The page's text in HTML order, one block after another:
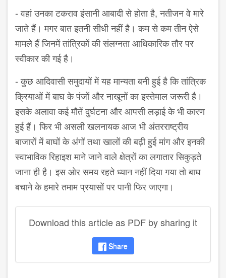
- वहां उनका टकराव इंसानी आबादी से होता है, नतीजन वे मारे
जाते हैं। मगर बात इतनी सीधी नहीं है। कम से कम तीन ऐसे
मामले हैं जिनमें तांत्रिकों की संलग्नता आधिकारिक तौर पर
स्वीकार की गई है।
- कुछ आदिवासी समुदायों में यह मान्यता बनी हुई है कि तांत्रिक
क्रियाओं में बाघ के पंजों और नाखूनों का इस्तेमाल जरूरी है।
इसके अलावा कई मौतें दुर्घटना और आपसी लड़ाई के भी कारण
हुई हैं। फिर भी असली खलनायक आज भी अंतरराष्ट्रीय
बाजारों में बाघों के अंगों तथा खालों की बढ़ी हुई मांग और इनकी
स्वाभाविक रिहाइश माने जाने वाले क्षेत्रों का लगातार सिकुड़ते
जाना ही है। इस ओर समय रहते ध्यान नहीं दिया गया तो बाघ
बचाने के हमारे तमाम प्रयासों पर पानी फिर जाएगा।
Download this article as PDF by sharing it
Share